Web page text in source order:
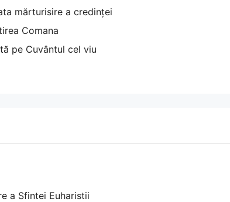
mărturisire a credinței
Comana
pe Cuvântul cel viu
a Sfintei Euharistii